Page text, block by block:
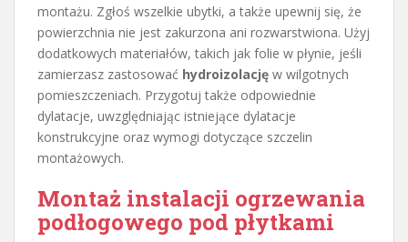
montażu. Zgłoś wszelkie ubytki, a także upewnij się, że
powierzchnia nie jest zakurzona ani rozwarstwiona. Użyj
dodatkowych materiałów, takich jak folie w płynie, jeśli
zamierzasz zastosować hydroizolację w wilgotnych
pomieszczeniach. Przygotuj także odpowiednie
dylatacje, uwzględniając istniejące dylatacje
konstrukcyjne oraz wymogi dotyczące szczelin
montażowych.
Montaż instalacji ogrzewania
podłogowego pod płytkami